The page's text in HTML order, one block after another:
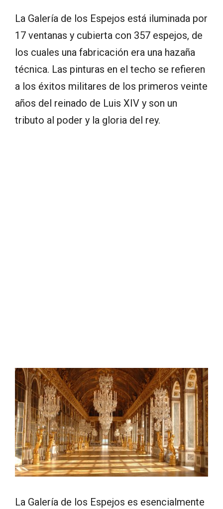
La Galería de los Espejos está iluminada por
17 ventanas y cubierta con 357 espejos, de
los cuales una fabricación era una hazaña
técnica. Las pinturas en el techo se refieren
a los éxitos militares de los primeros veinte
años del reinado de Luis XIV y son un
tributo al poder y la gloria del rey.
La Galería de los Espejos es esencialmente